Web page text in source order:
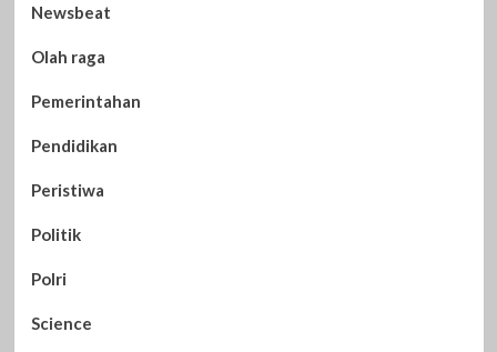
Newsbeat
Olah raga
Pemerintahan
Pendidikan
Peristiwa
Politik
Polri
Science